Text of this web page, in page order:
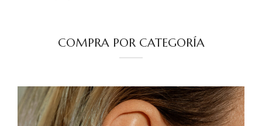
COMPRA POR CATEGORÍA